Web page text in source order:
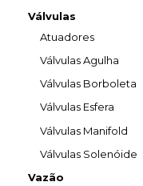
Válvulas
Atuadores
Válvulas Agulha
Válvulas Borboleta
Válvulas Esfera
Válvulas Manifold
Válvulas Solenóide
Vazão